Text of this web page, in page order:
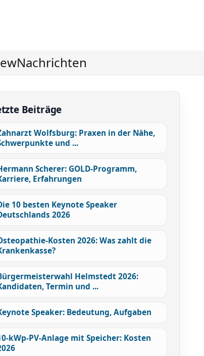
Nachrichten
Beiträge
Wolfsburg: Praxen in der Nähe,
und ...
Scherer: GOLD-Programm,
Erfahrungen
10 besten Keynote Speaker
2026
Kosten 2026: Was zahlt die
Helmstedt 2026:
Termin und ...
Speaker: Bedeutung, Aufgaben
kWp-PV-Anlage mit Speicher: Kosten